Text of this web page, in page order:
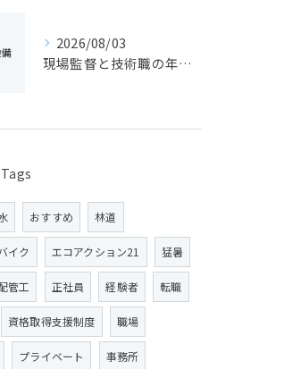
2026/08/03
現場監督と技術職の年収目安やキャリア展望を静岡県静岡市で徹底比較
Tags
おすすめ 林道
イク エコアクション21 猛暑
管工 正社員 経験者 転職
資格取得支援制度 職場
プライベート 事務所